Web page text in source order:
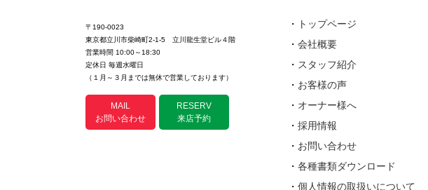
〒190-0023
東京都立川市柴崎町2-1-5 立川龍生堂ビル４階
営業時間 10:00～18:30
定休日 毎週水曜日
（１月～３月までは無休で営業しております）
MAIL
お問い合わせ
RESERV
来店予約
・
トップページ
・ 会社概要
・ スタッフ紹介
・ お客様の声
・ オーナー様へ
・ 採用情報
・ お問い合わせ
・ 各種書類ダウンロード
・ 個人情報の取扱いについて